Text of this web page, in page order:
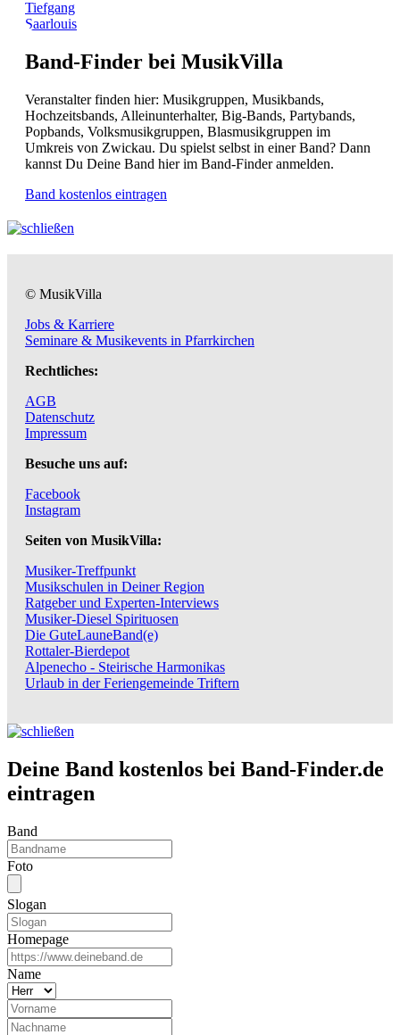
Tiefgang
Saarlouis
Band-Finder bei MusikVilla
Veranstalter finden hier: Musikgruppen, Musikbands,
Hochzeitsbands, Alleinunterhalter, Big-Bands, Partybands,
Popbands, Volksmusikgruppen, Blasmusikgruppen im
Umkreis von Zwickau. Du spielst selbst in einer Band? Dann
kannst Du Deine Band hier im Band-Finder anmelden.
Band kostenlos eintragen
© MusikVilla
Jobs & Karriere
Seminare & Musikevents in Pfarrkirchen
Rechtliches:
AGB
Datenschutz
Impressum
Besuche uns auf:
Facebook
Instagram
Seiten von MusikVilla:
Musiker-Treffpunkt
Musikschulen in Deiner Region
Ratgeber und Experten-Interviews
Musiker-Diesel Spirituosen
Die GuteLauneBand(e)
Rottaler-Bierdepot
Alpenecho - Steirische Harmonikas
Urlaub in der Feriengemeinde Triftern
Deine Band kostenlos bei Band-Finder.de
eintragen
Band
Foto
Slogan
Homepage
Name